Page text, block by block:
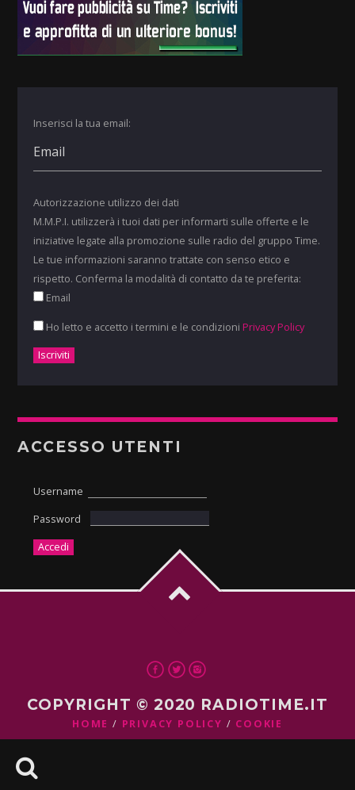
Inserisci la tua email:
Autorizzazione utilizzo dei dati
M.M.P.I. utilizzerà i tuoi dati per informarti sulle offerte e le
iniziative legate alla promozione sulle radio del gruppo Time.
Le tue informazioni saranno trattate con senso etico e
rispetto. Conferma la modalità di contatto da te preferita:
Email
Ho letto e accetto i termini e le condizioni Privacy Policy
ACCESSO UTENTI
Username
Password
COPYRIGHT © 2020 RADIOTIME.IT
HOME PRIVACY POLICY COOKIE